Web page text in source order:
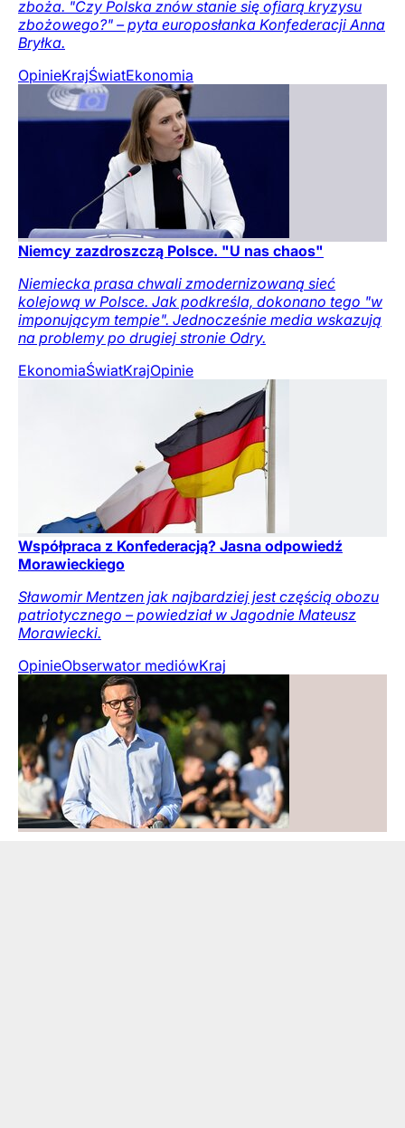
zboża. "Czy Polska znów stanie się ofiarą kryzysu
zbożowego?" – pyta europosłanka Konfederacji Anna
Bryłka.
OpinieKrajŚwiatEkonomia
Niemcy zazdroszczą Polsce. "U nas chaos"
Niemiecka prasa chwali zmodernizowaną sieć
kolejową w Polsce. Jak podkreśla, dokonano tego "w
imponującym tempie". Jednocześnie media wskazują
na problemy po drugiej stronie Odry.
EkonomiaŚwiatKrajOpinie
Współpraca z Konfederacją? Jasna odpowiedź
Morawieckiego
Sławomir Mentzen jak najbardziej jest częścią obozu
patriotycznego – powiedział w Jagodnie Mateusz
Morawiecki.
OpinieObserwator mediówKraj